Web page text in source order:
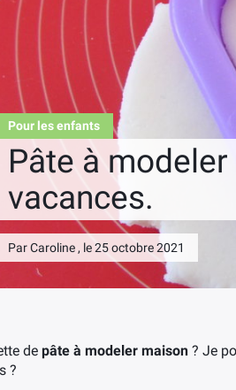
Pour les enfants
Pâte à
vacances.
Par Caroline , le 25 octobre 2021
de pâte à modeler maison ? Je
?